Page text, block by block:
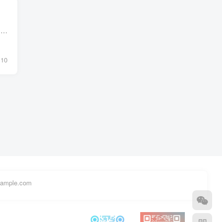
1 摘 要 基于微信小程序的大学生实习记录管理系统，运用软件工程原理和开发方法，它主要是采用java语言技术和mysql数据库来完成对系统的设计。整个开发过程首先对实习记录进行需求分析，得出实...
10